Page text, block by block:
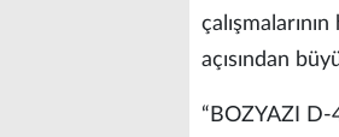
açısından
“BOZYAZI D-